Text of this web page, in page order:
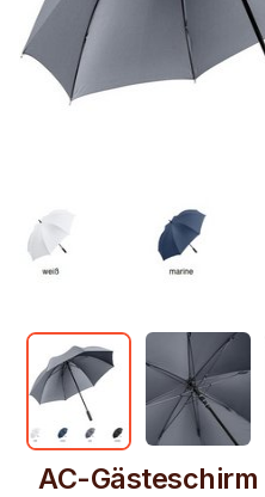
AC-Gästeschirm